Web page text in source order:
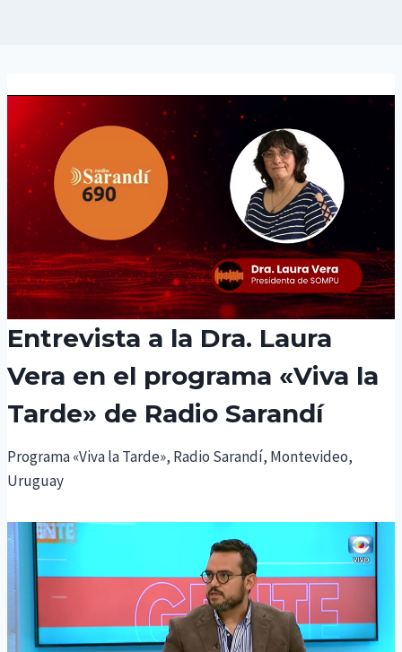
Entrevista a la Dra. Laura
Vera en el programa «Viva la
Tarde» de Radio Sarandí
Programa «Viva la Tarde», Radio Sarandí, Montevideo,
Uruguay